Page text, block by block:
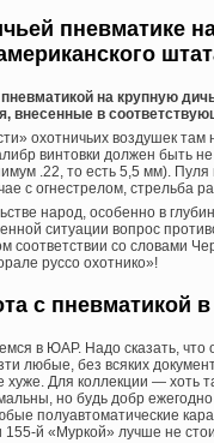
пневматике
на крупную
внесенные в
охотничьих воздушек
винтовки должен быть
.22, то есть 5,5 мм).
с огнестрелом, стрельба
народ, особенно в
ситуации вопрос
соответствии со словами
руссо охотнико»!
с пневматикой
в ЮАР. Надо сказать, что
любые, без всяких
хуже. Для коллекции — хоть
но будь добр
полуавтоматические
155-й «Муркой» лучше не